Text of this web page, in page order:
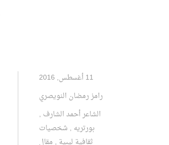
11 أغسطس, 2016
رامز رمضان النويصري
الشاعر أحمد الشارف ,
بورتريه , شخصيات